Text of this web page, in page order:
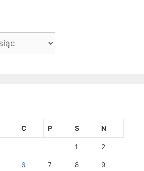
C P S N
1 2
6 7 8 9